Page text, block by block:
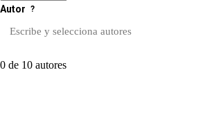
Autor ?
0 de 10 autores